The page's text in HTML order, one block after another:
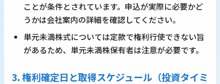
ことが条件とされています。申込が実際に必要かど
うかは会社案内の詳細を確認してください。
単元未満株式については定款で権利行使できない旨
があるため、単元未満株保有者は注意が必要です。
3. 権利確定日と取得スケジュール（投資タイミ